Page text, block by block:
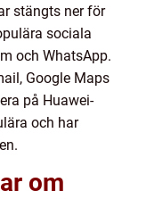
stängts ner för
sociala
och WhatsApp.
Google Maps
på Huawei-
och har
om